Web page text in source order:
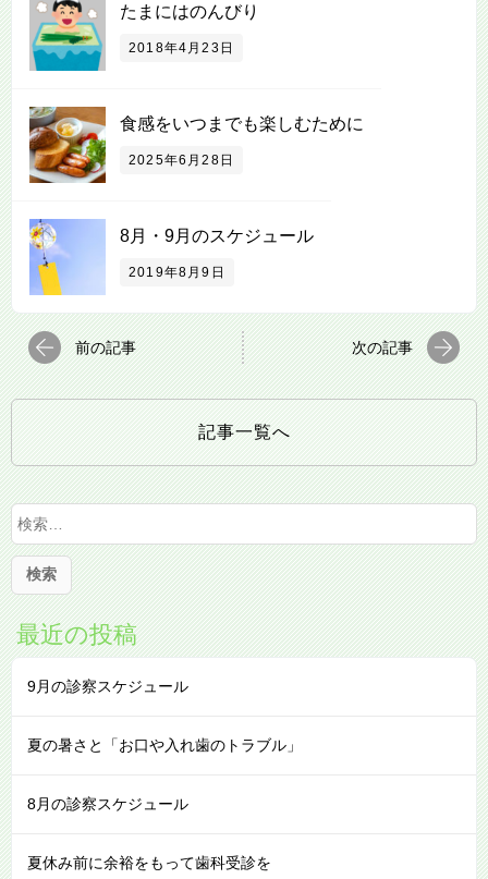
たまにはのんびり
2018年4月23日
食感をいつまでも楽しむために
2025年6月28日
8月・9月のスケジュール
2019年8月9日
前の記事 次の記事
記事一覧へ
検
索
:
最近の投稿
9月の診察スケジュール
夏の暑さと「お口や入れ歯のトラブル」
8月の診察スケジュール
夏休み前に余裕をもって歯科受診を